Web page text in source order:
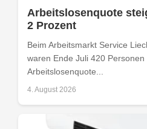
Arbeitslosenquote
2 Prozent
Beim Arbeitsmarkt Service
waren Ende Juli 420
Arbeitslosenquote...
4. August 2026